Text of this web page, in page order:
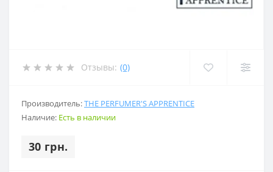
Отзывы: (0)
Производитель:THE PERFUMER'S APPRENTICE
Наличие: Есть в наличии
30 грн.